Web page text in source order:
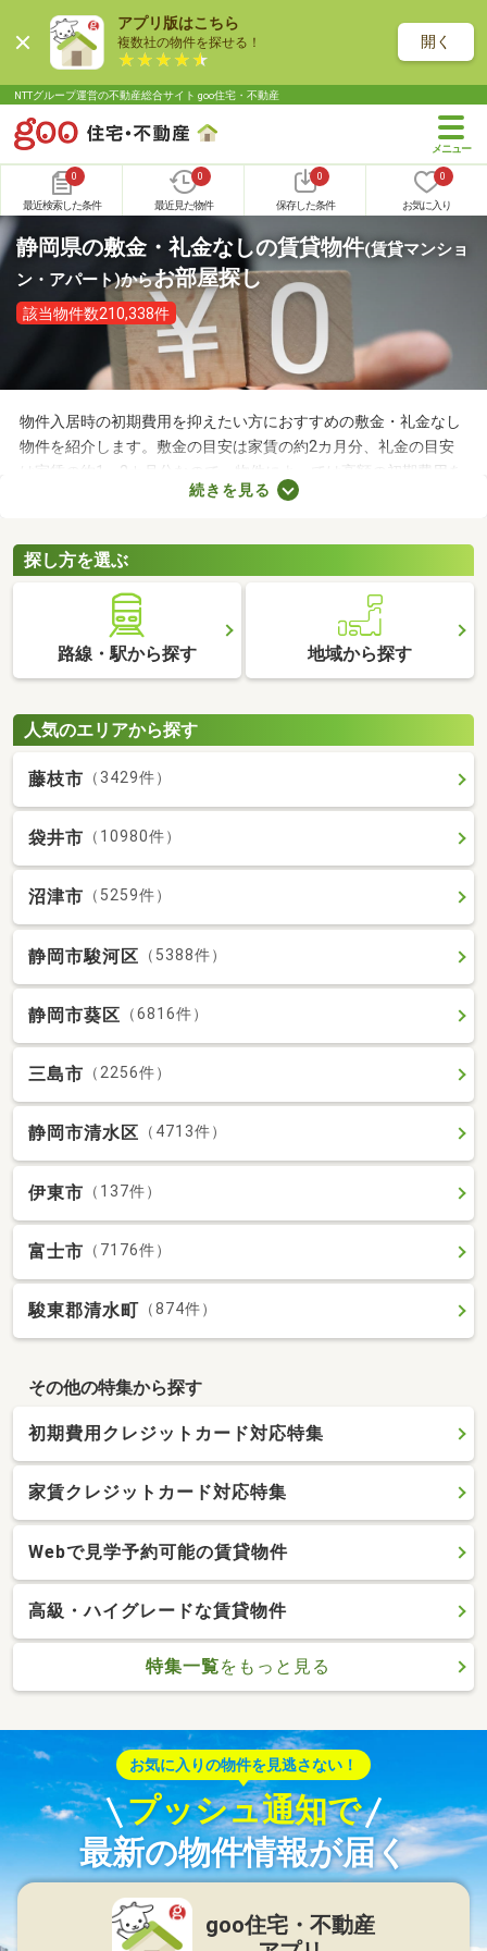
アプリ版はこちら
複数社の物件を探せる！ 開く
NTTグループ運営の不動産総合サイト goo住宅・不動産
0
最近検索した条件
0
最近見た物件
0
保存した条件
0
お気に入り
静岡県の敷金・礼金なしの賃貸物件(賃貸マンショ
ン・アパート)からお部屋探し
該当物件数210,338件
物件入居時の初期費用を抑えたい方におすすめの敷金・礼金なし
物件を紹介します。敷金の目安は家賃の約2カ月分、礼金の目安
は家賃の約1～2カ月分なので、物件によっては高額の初期費用を
用意しなければなりません。新生活に必要な家具や家電、インテ
部屋を見つけましょう。
続きを見る
探し方を選ぶ
路線・駅から探す 地域から探す
人気のエリアから探す
藤枝市 （3429件）
袋井市 （10980件）
沼津市 （5259件）
静岡市駿河区 （5388件）
静岡市葵区 （6816件）
三島市 （2256件）
静岡市清水区 （4713件）
伊東市 （137件）
富士市 （7176件）
駿東郡清水町 （874件）
その他の特集から探す
初期費用クレジットカード対応特集
家賃クレジットカード対応特集
Webで見学予約可能の賃貸物件
高級・ハイグレードな賃貸物件
特集一覧をもっと見る
お気に入りの物件を見逃さない！
プッシュ通知で
最新の物件情報が届く
goo住宅・不動産